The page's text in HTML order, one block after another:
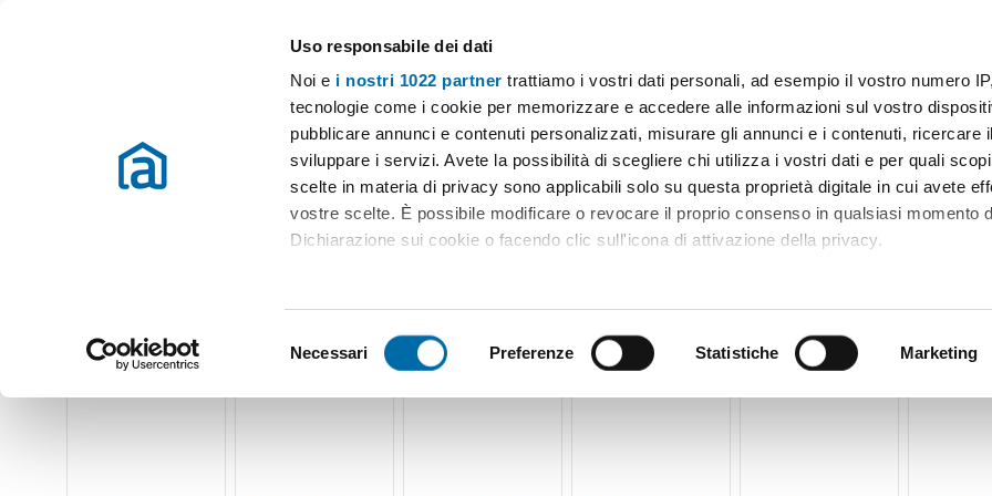
Uso responsabile dei dati
Noi e i nostri 1022 partner trattiamo i vostri dati personali, ad esempio il vostro numero
tecnologie come i cookie per memorizzare e accedere alle informazioni sul vostro
pubblicare annunci e contenuti personalizzati, misurare gli annunci e i contenuti, ricercare
sviluppare i servizi. Avete la possibilità di scegliere chi utilizza i vostri dati e per quali
scelte in materia di privacy sono applicabili solo su questa proprietà digitale in cui avete
vostre scelte. È possibile modificare o revocare il proprio consenso in qualsiasi momento
Dichiarazione sui cookie o facendo clic sull'icona di attivazione della privacy.
Identificare il tuo dispositivo, scansionandolo attivamente alla ricerca di caratteristiche
(impronte digitali).
Utilizziamo i cookie per personalizzare contenuti ed annunci, per fornire funzionalità dei
e
Necessari Preferenze Statistiche Marketing
Case e appartamenti in affitto in tutta Italia
Scegli la zona Prezzo Superficie Locali Più filtri - 1
Affitto Modena Appartamenti Affitto Modena Affitto privato buon pastore Modena
Affitto privato buon pastore Modena (40 immobili) Ordine Mioaffitto